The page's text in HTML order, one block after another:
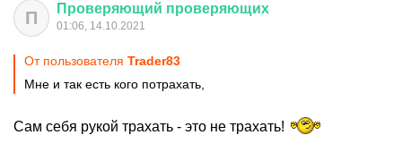
П Проверяющий проверяющих
01:06, 14.10.2021
От пользователя Trader83
Мне и так есть кого потрахать,
Сам себя рукой трахать - это не трахать!